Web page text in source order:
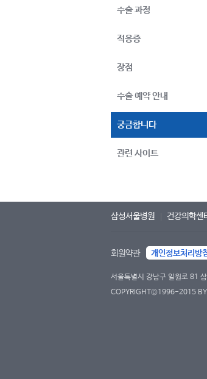
수술 과정
적응증
장점
수술 예약 안내
궁금합니다
관련 사이트
삼성서울병원 건강의학센
회원약관 개인정보처리방
서울특별시 강남구 일원로 81
COPYRIGHT©1996-2015 BY